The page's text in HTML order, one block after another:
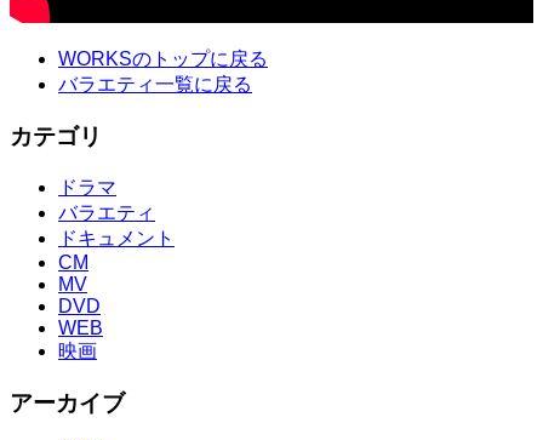
WORKSのトップに戻る
バラエティ一覧に戻る
カテゴリ
ドラマ
バラエティ
ドキュメント
CM
MV
DVD
WEB
映画
アーカイブ